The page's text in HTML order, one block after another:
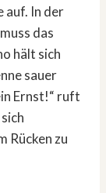
auf. In der
das
hält sich
sauer
Ernst!“ ruft
Rücken zu